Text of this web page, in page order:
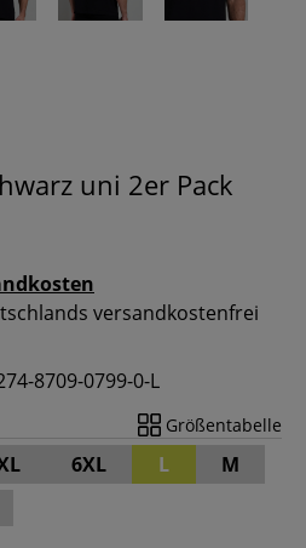
uni 2er Pack
versandkostenfrei
8709-0799-0-L
Größentabelle
6XL L
M